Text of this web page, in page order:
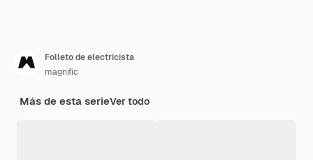
Folleto de electricista
magnific
Más de esta serieVer todo